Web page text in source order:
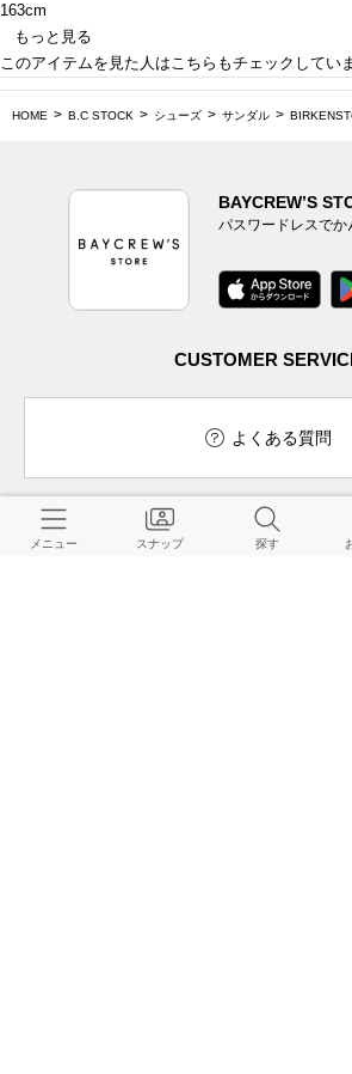
163cm
もっと見る
このアイテムを見た人はこちらもチェックしてい
HOME B.C STOCK シューズ サンダル
BAYCREW’S
パスワードレスでか
CUSTOMER
よくある質問
メニュー スナップ 探す